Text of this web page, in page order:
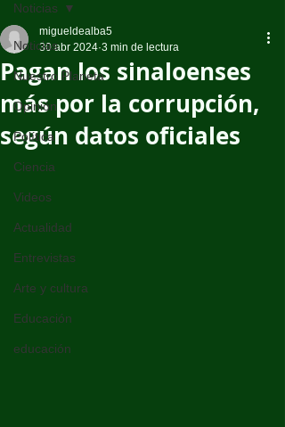
Noticias
Nuestro Planeta
Opinión
Política
Ciencia
Videos
Actualidad
Entrevistas
Arte y cultura
Educación
educación
Noticias
Pagan los sinaloenses
más por la corrupción,
según datos oficiales
migueldealba5
30 abr 2024 3 min de lectura